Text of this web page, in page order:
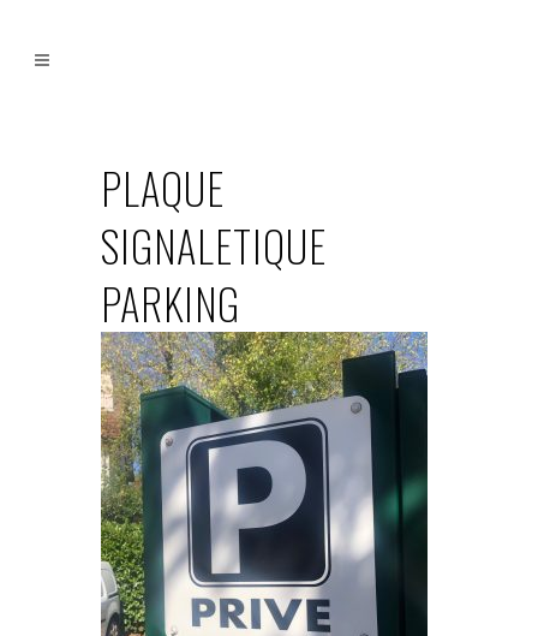
PLAQUE
SIGNALETIQUE
PARKING